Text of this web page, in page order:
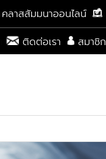
คลาสสัมมนาออนไลน์
ติดต่อเรา สมาชิก